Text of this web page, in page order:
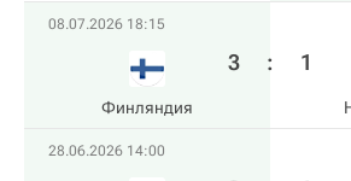
08.07.2026 18:15
Финляндия
3 : 1
28.06.2026 14:00